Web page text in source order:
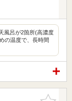
風呂が2箇所(高濃度
の温度で、長時間
お気に入